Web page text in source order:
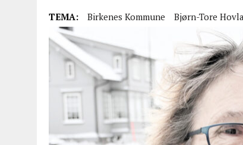
TEMA: Birkenes Kommune Bjørn-Tore